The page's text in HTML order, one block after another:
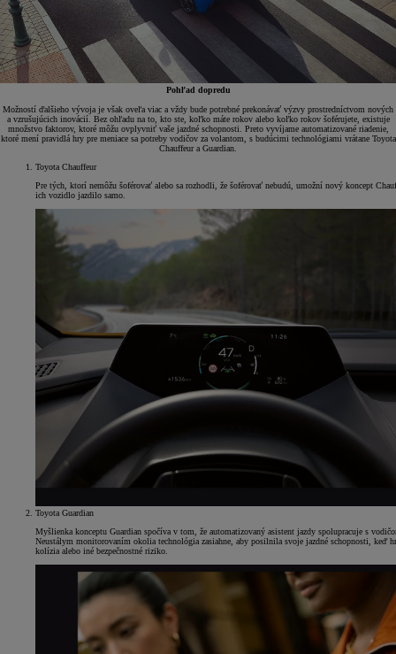
Pohľad dopredu
Možností ďalšieho vývoja je však oveľa viac a vždy bude potrebné prekonávať výzvy prostredníctvom nových
a vzrušujúcich inovácií. Bez ohľadu na to, kto ste, koľko máte rokov alebo koľko rokov šoférujete, existuje
množstvo faktorov, ktoré môžu ovplyvniť vaše jazdné schopnosti. Preto vyvíjame automatizované riadenie,
ktoré mení pravidlá hry pre meniace sa potreby vodičov za volantom, s budúcimi technológiami vrátane Toyota
Chauffeur a Guardian.
Toyota Chauffeur
Pre tých, ktorí nemôžu šoférovať alebo sa rozhodli, že šoférovať nebudú, umožní nový koncept
ich vozidlo jazdilo samo.
Toyota Guardian
Myšlienka konceptu Guardian spočíva v tom, že automatizovaný asistent jazdy spolupracuje s
Neustálym monitorovaním okolia technológia zasiahne, aby posilnila svoje jazdné schopnosti, keď
kolízia alebo iné bezpečnostné riziko.